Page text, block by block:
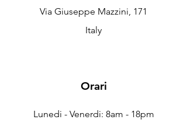
Via Giuseppe Mazzini, 171
Italy
Orari
Lunedi - Venerdi: 8am - 18pm